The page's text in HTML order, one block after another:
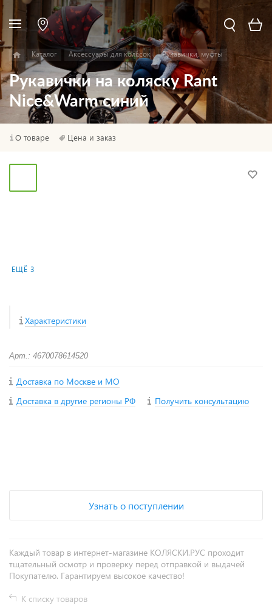
Каталог Аксессуары для колясок Рукавички, муфты
Рукавички на коляску Rant
Nice&Warm синий
О товаре Цена и заказ
ЕЩЁ 3
Характеристики
Арт.: 4670078614520
Доставка по Москве и МО
Доставка в другие регионы РФ
Получить консультацию
Узнать о поступлении
Каждый товар в интернет-магазине КОЛЯСКИ.РУС проходит
тщательный осмотр и проверку перед отправкой и выдачей
Покупателю. Гарантируем высокое качество!
К списку товаров